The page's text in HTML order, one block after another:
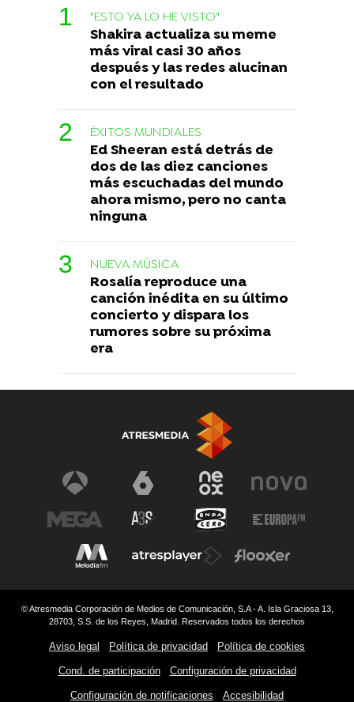
"ESTO YA LO HE VISTO"
Shakira actualiza su meme
más viral casi 30 años
después y las redes alucinan
con el resultado
ÉXITOS MUNDIALES
Ed Sheeran está detrás de
dos de las diez canciones
más escuchadas del mundo
ahora mismo, pero no canta
ninguna
NUEVA MÚSICA
Rosalía reproduce una
canción inédita en su último
concierto y dispara los
rumores sobre su próxima
era
© Atresmedia Corporación de Medios de Comunicación, S.A - A. Isla Graciosa 13,
28703, S.S. de los Reyes, Madrid. Reservados todos los derechos
Aviso legal Política de privacidad Política de cookies
Cond. de participación Configuración de privacidad
Configuración de notificaciones Accesibilidad